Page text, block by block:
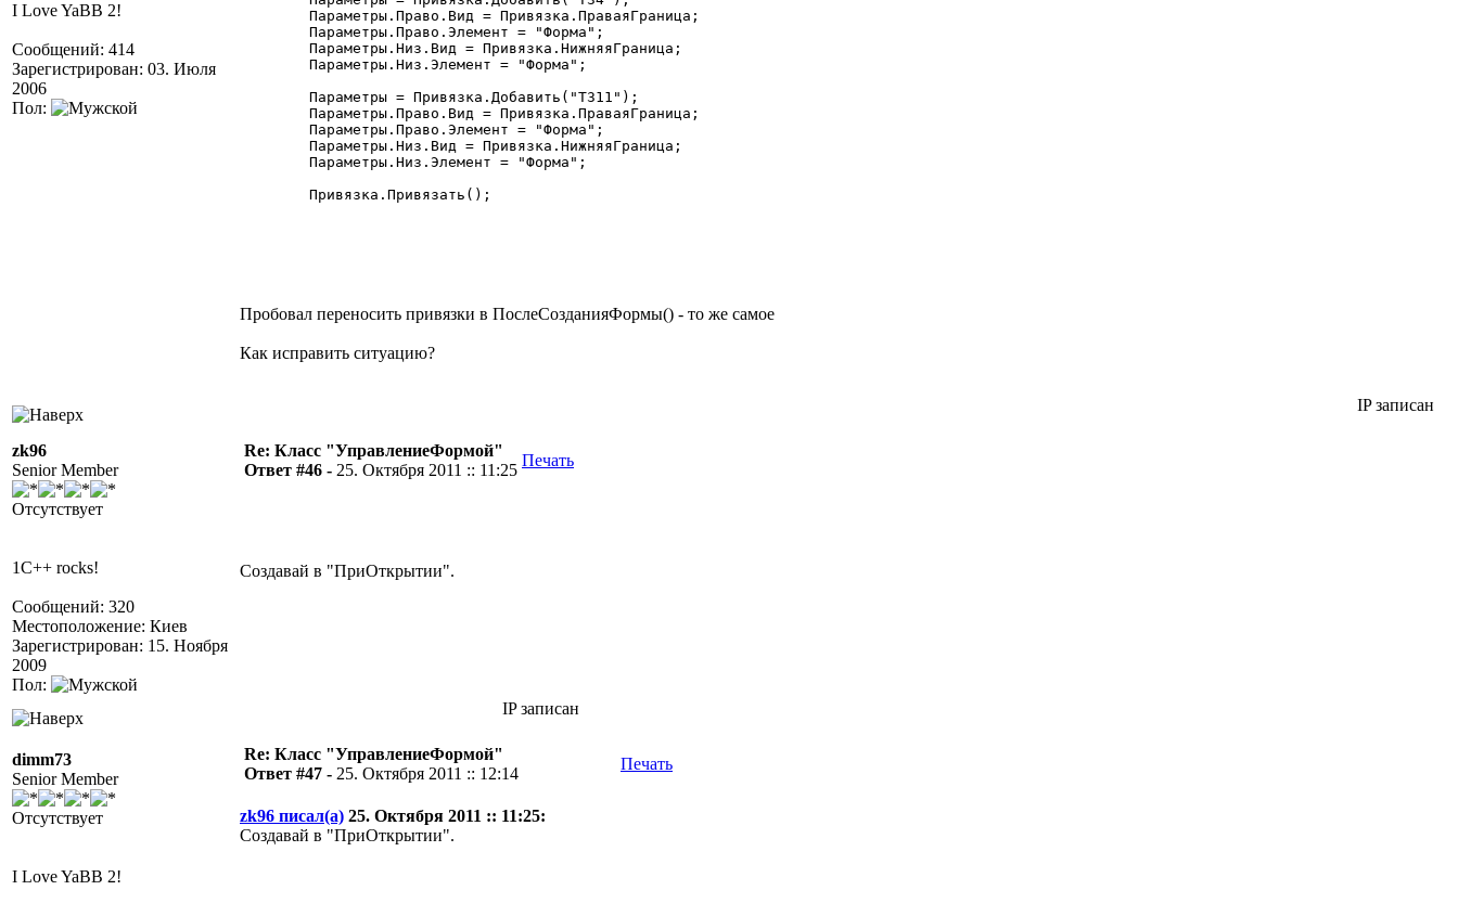
I Love YaBB 2!
Сообщений: 414
Зарегистрирован: 03. Июля
2006
Пол:
Пробовал переносить привязки в ПослеСозданияФормы() - то же самое
Как исправить ситуацию?
IP записан
zk96
Senior Member
Отсутствует
1C++ rocks!
Сообщений: 320
Местоположение: Киев
Зарегистрирован: 15. Ноября
2009
Пол:
Re: Класс "УправлениеФормой"
Ответ #46 - 25. Октября 2011 :: 11:25
Печать
Создавай в "ПриОткрытии".
IP записан
dimm73
Senior Member
Отсутствует
I Love YaBB 2!
Re: Класс "УправлениеФормой"
Ответ #47 - 25. Октября 2011 :: 12:14
Печать
zk96 писал(а) 25. Октября 2011 :: 11:25:
Создавай в "ПриОткрытии".